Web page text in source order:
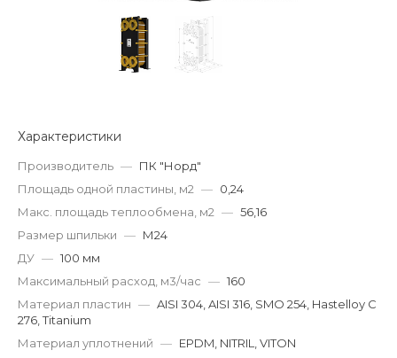
Характеристики
Производитель — ПК "Норд"
Площадь одной пластины, м2 — 0,24
Макс. площадь теплообмена, м2 — 56,16
Размер шпильки — М24
ДУ — 100 мм
Максимальный расход, м3/час — 160
Материал пластин — AISI 304, AISI 316, SMO 254, Hastelloy C
276, Titanium
Материал уплотнений — EPDM, NITRIL, VITON